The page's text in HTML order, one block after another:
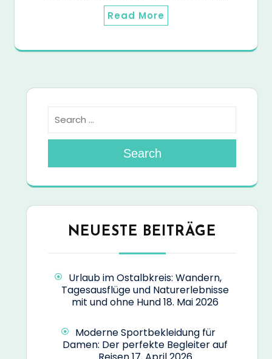
Read More
Search
NEUESTE BEITRÄGE
Urlaub im Ostalbkreis: Wandern,
Tagesausflüge und Naturerlebnisse
mit und ohne Hund18. Mai 2026
Moderne Sportbekleidung für
Damen: Der perfekte Begleiter auf